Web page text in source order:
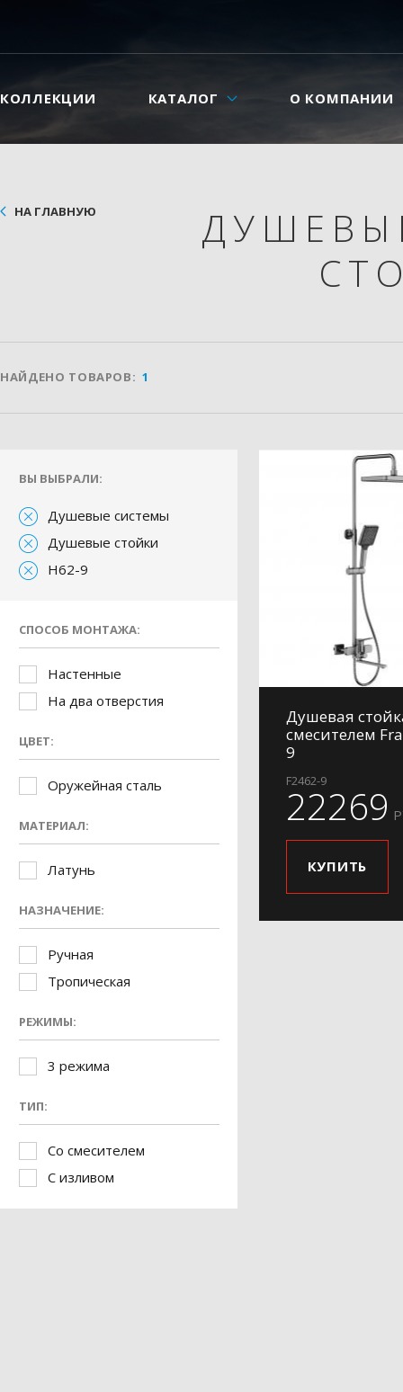
КОЛЛЕКЦИИ КАТАЛОГ О КОМПАНИИ
НА ГЛАВНУЮ
НАЙДЕНО ТОВАРОВ: 1
ВЫ ВЫБРАЛИ:
Душевые системы
Душевые стойки
H62-9
СПОСОБ МОНТАЖА:
Настенные
На два отверстия
ЦВЕТ:
Оружейная сталь
МАТЕРИАЛ:
Латунь
НАЗНАЧЕНИЕ:
Ручная
Тропическая
РЕЖИМЫ:
3 режима
ТИП:
Со смесителем
С изливом
Душевая
смесителем
9
F2462-9
22269
КУПИТЬ